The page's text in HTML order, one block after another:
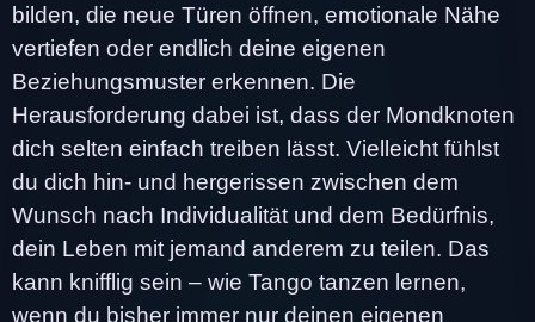
bilden, die neue Türen öffnen, emotionale Nähe
vertiefen oder endlich deine eigenen
Beziehungsmuster erkennen. Die
Herausforderung dabei ist, dass der Mondknoten
dich selten einfach treiben lässt. Vielleicht fühlst
du dich hin- und hergerissen zwischen dem
Wunsch nach Individualität und dem Bedürfnis,
dein Leben mit jemand anderem zu teilen. Das
kann knifflig sein – wie Tango tanzen lernen,
wenn du bisher immer nur deinen eigenen